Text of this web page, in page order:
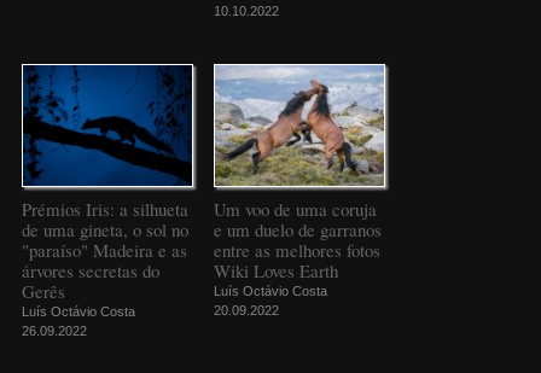
10.10.2022
Prémios Iris: a silhueta
de uma gineta, o sol no
"paraíso" Madeira e as
árvores secretas do
Gerês
Luís Octávio Costa
26.09.2022
Um voo de uma coruja
e um duelo de garranos
entre as melhores fotos
Wiki Loves Earth
Luís Octávio Costa
20.09.2022